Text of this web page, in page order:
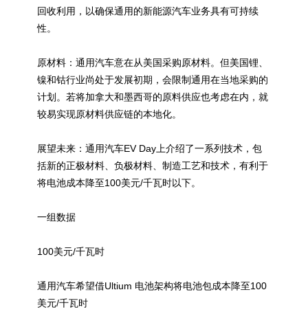
回收利用，以确保通用的新能源汽车业务具有可持续
性。
原材料：通用汽车意在从美国采购原材料。但美国锂、
镍和钴行业尚处于发展初期，会限制通用在当地采购的
计划。若将加拿大和墨西哥的原料供应也考虑在内，就
较易实现原材料供应链的本地化。
展望未来：通用汽车EV Day上介绍了一系列技术，包
括新的正极材料、负极材料、制造工艺和技术，有利于
将电池成本降至100美元/千瓦时以下。
一组数据
100美元/千瓦时
通用汽车希望借Ultium 电池架构将电池包成本降至100
美元/千瓦时